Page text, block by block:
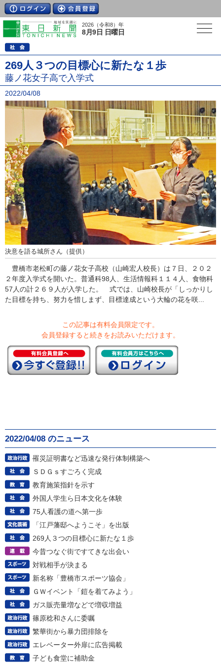
2026（令和8）年
8月9日 日曜日
269人３つの目標心に新たな１歩
藤ノ花女子高で入学式
2022/04/08
決意を語る城所さん（提供）
豊橋市老松町の藤ノ花女子高校（山崎宏人校長）は７日、２０２
２年度入学式を開いた。普通科98人、生活情報科１１４人、食物科
57人の計２６９人が入学した。 式では、山崎校長が「しっかりし
た目標を持ち、努力を惜しまず、目標達成という大輪の花を咲...
この記事は有料会員限定です。
会員登録すると続きをお読みいただけます。
2022/04/08 のニュース
罹災証明書など迅速な発行体制構築へ
ＳＤＧｓすごろく完成
教育施策指針を示す
外国人学生ら日本文化を体験
75人看護の道へ第一歩
「江戸藩邸へようこそ」を出版
269人３つの目標心に新たな１歩
今昔つなぐ街ですてきな出会い
対戦相手が決まる
新名称「豊橋市スポーツ協会」
ＧＷイベント「鎧を着てみよう」
ガス販売量増などで増収増益
篠原稔和さんに委嘱
繁華街から暴力団排除を
エレベーター外扉に広告掲載
子ども食堂に補助金